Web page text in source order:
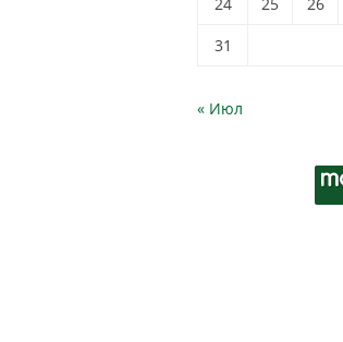
24
25 26
31
« Июл